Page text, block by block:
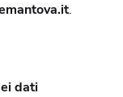
.
dati